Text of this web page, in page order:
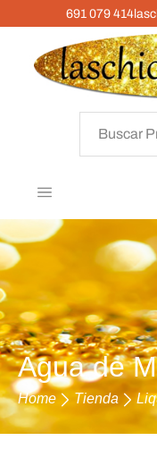
691 079 414
Agua de
Home Tienda